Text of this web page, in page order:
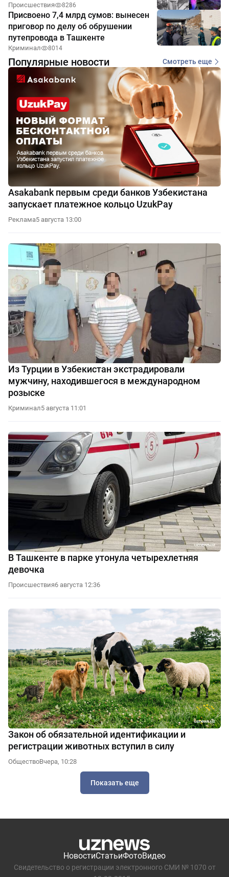
Происшествия 8286
Присвоено 7,4 млрд сумов: вынесен
приговор по делу об обрушении
путепровода в Ташкенте
Криминал 8014
Популярные новости Смотреть еще
Asakabank первым среди банков Узбекистана
запускает платежное кольцо UzukPay
Реклама5 августа 13:00
Из Турции в Узбекистан экстрадировали
мужчину, находившегося в международном
розыске
Криминал5 августа 11:01
В Ташкенте в парке утонула четырехлетняя
девочка
Происшествия6 августа 12:36
Закон об обязательной идентификации и
регистрации животных вступил в силу
ОбществоВчера, 10:28
Показать еще
НовостиСтатьиФотоВидео
Свидетельство о регистрации электронного СМИ № 1070 от